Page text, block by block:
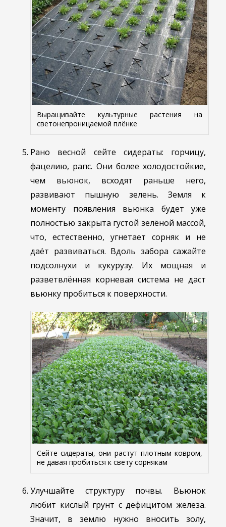
Выращивайте культурные растения на
светонепроницаемой плёнке
Рано весной сейте сидераты: горчицу,
фацелию, рапс. Они более холодостойкие,
чем вьюнок, всходят раньше него,
развивают пышную зелень. Земля к
моменту появления вьюнка будет уже
полностью закрыта густой зелёной массой,
что, естественно, угнетает сорняк и не
даёт развиваться. Вдоль забора сажайте
подсолнухи и кукурузу. Их мощная и
разветвлённая корневая система не даст
вьюнку пробиться к поверхности.
Сейте сидераты, они растут плотным ковром,
не давая пробиться к свету сорнякам
Улучшайте структуру почвы. Вьюнок
любит кислый грунт с дефицитом железа.
Значит, в землю нужно вносить золу,